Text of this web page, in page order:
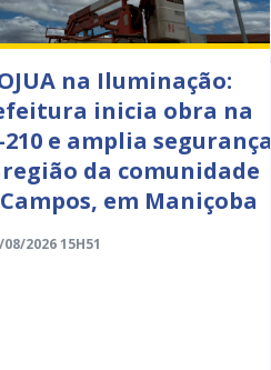
na Iluminação:
inicia obra na
210 e amplia segurança
da comunidade
em Maniçoba
2026 15H51